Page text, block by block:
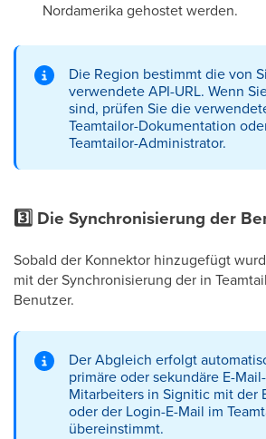
Nordamerika gehostet werden.
Die Region bestimmt die von
verwendete API-URL. Wenn
sind, prüfen Sie die
Teamtailor-Dokumentation
Teamtailor-Administrator.
3️⃣ Die Synchronisierung der
Sobald der Konnektor hinzugefügt
mit der Synchronisierung der in
Benutzer.
Der Abgleich erfolgt
primäre oder sekundäre E-
Mitarbeiters in Signitic mit der
oder der Login-E-Mail im
übereinstimmt.